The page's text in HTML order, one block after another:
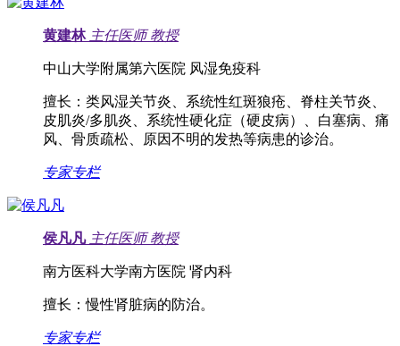
黄建林 主任医师 教授
中山大学附属第六医院 风湿免疫科
擅长： 类风湿关节炎、系统性红斑狼疮、脊柱关节炎、
皮肌炎/多肌炎、系统性硬化症（硬皮病）、白塞病、痛
风、骨质疏松、原因不明的发热等病患的诊治。
专家专栏
侯凡凡 主任医师 教授
南方医科大学南方医院 肾内科
擅长：慢性肾脏病的防治。
专家专栏